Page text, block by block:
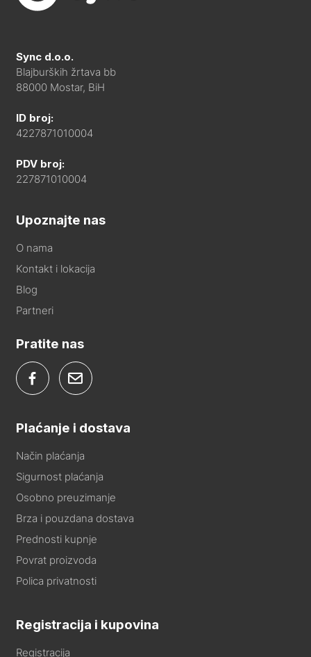
Sync d.o.o.
Blajburških žrtava bb
88000 Mostar, BiH
ID broj:
4227871010004
PDV broj:
227871010004
Upoznajte nas
O nama
Kontakt i lokacija
Blog
Partneri
Pratite nas
Plaćanje i dostava
Način plaćanja
Sigurnost plaćanja
Osobno preuzimanje
Brza i pouzdana dostava
Prednosti kupnje
Povrat proizvoda
Polica privatnosti
Registracija i kupovina
Registracija